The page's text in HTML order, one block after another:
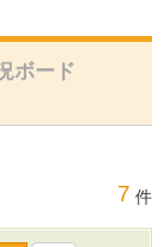
ボード
7 件